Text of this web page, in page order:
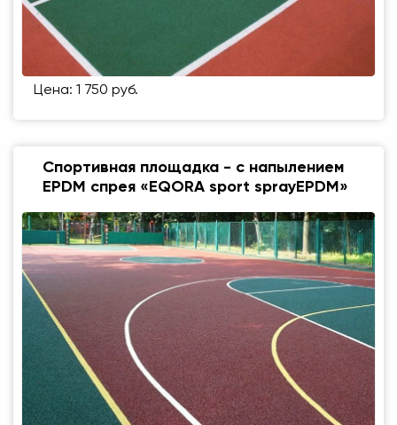
Цена: 1 750 руб.
Спортивная площадка - с напылением
EPDM спрея «EQORA sport sprayEPDM»